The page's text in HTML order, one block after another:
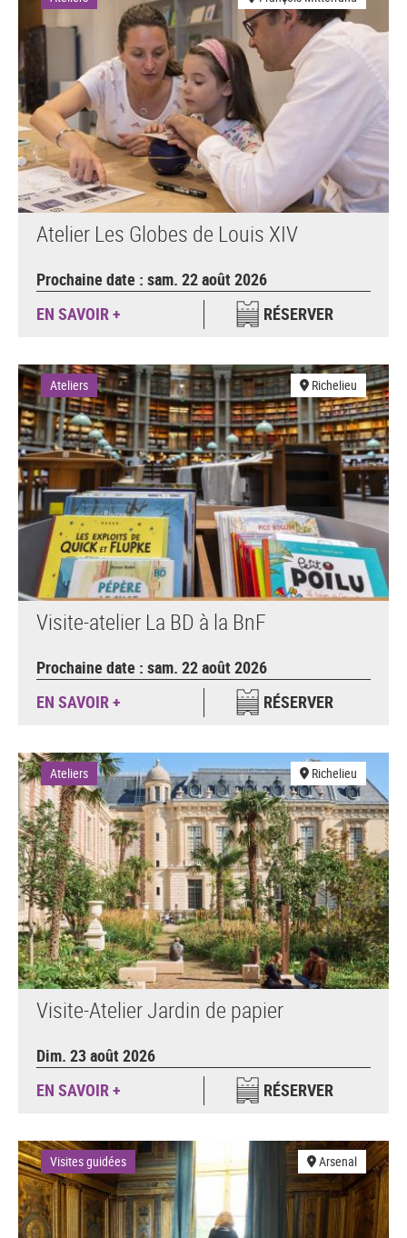
Atelier Les Globes de Louis XIV
Prochaine date : sam. 22 août 2026
EN SAVOIR +
RÉSERVER
Ateliers Richelieu
Visite-atelier La BD à la BnF
Prochaine date : sam. 22 août 2026
EN SAVOIR +
RÉSERVER
Ateliers Richelieu
Visite-Atelier Jardin de papier
Dim. 23 août 2026
EN SAVOIR +
RÉSERVER
Visites guidées Arsenal